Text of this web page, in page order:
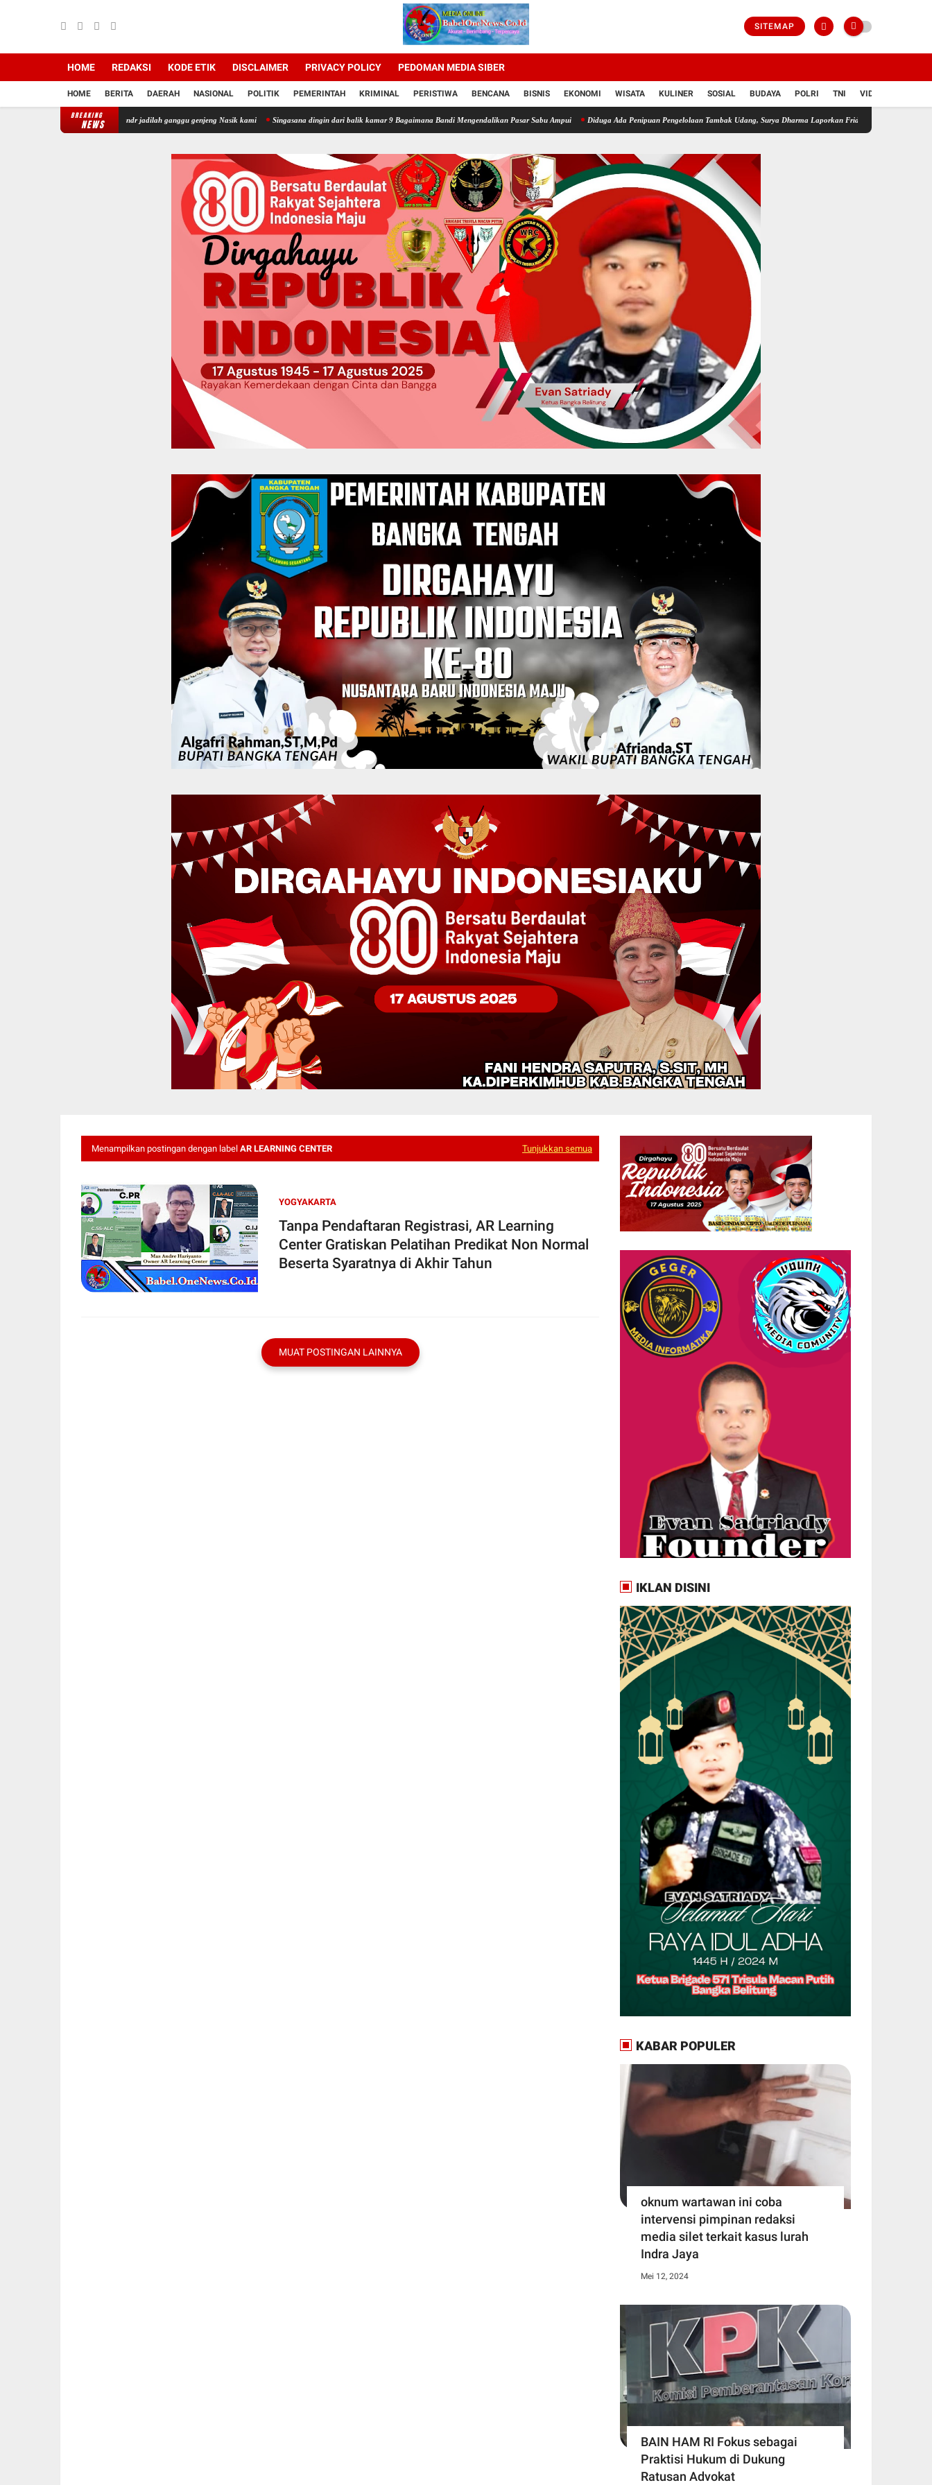
SITEMAP
HOME REDAKSI KODE ETIK DISCLAIMER PRIVACY POLICY PEDOMAN MEDIA SIBER
HOME BERITA DAERAH NASIONAL POLITIK PEMERINTAH KRIMINAL PERISTIWA BENCANA BISNIS EKONOMI WISATA KULINER SOSIAL BUDAYA POLRI TNI VIDIO
BREAKING
NEWS
kerjanya eno dan andr jadilah ganggu genjeng Nasik kami Singasana dingin dari balik kamar 9 Bagaimana Bandi Mengendalikan Pasar Sabu Ampui Diduga Ada Penipuan Pengelolaan Tambak Udang, Surya Dharma Laporkan Frida Gunadi ke Polres Bangka
Menampilkan postingan dengan label AR LEARNING CENTER Tunjukkan semua
YOGYAKARTA
Tanpa Pendaftaran Registrasi, AR Learning
Center Gratiskan Pelatihan Predikat Non Normal
Beserta Syaratnya di Akhir Tahun
MUAT POSTINGAN LAINNYA
IKLAN DISINI
KABAR POPULER
oknum wartawan ini coba
intervensi pimpinan redaksi
media silet terkait kasus lurah
Indra Jaya
Mei 12, 2024
BAIN HAM RI Fokus sebagai
Praktisi Hukum di Dukung
Ratusan Advokat